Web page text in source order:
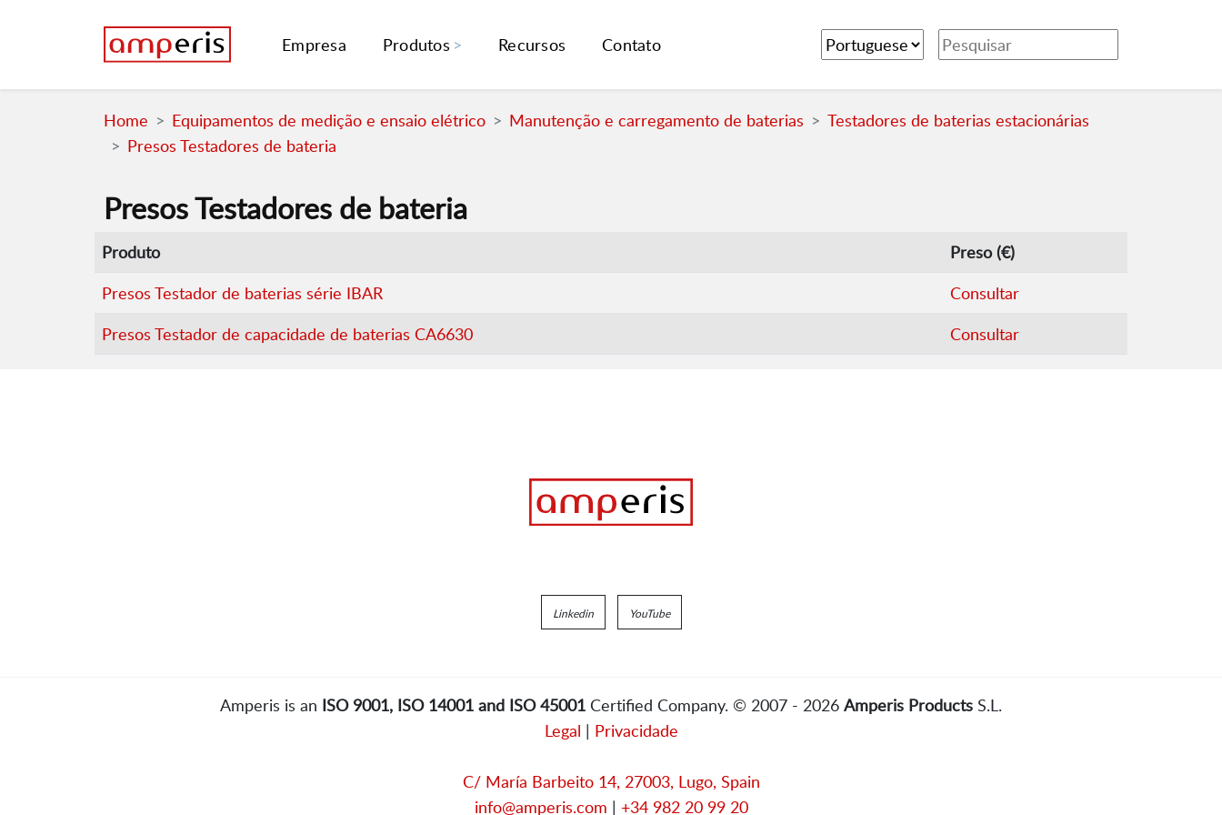
Empresa Produtos Recursos Contato
Home Equipamentos de medição e ensaio elétrico Manutenção e carregamento de baterias
Testadores de baterias estacionárias
Presos Testadores de bateria
Presos Testadores de bateria
Produto
Preso (€)
Presos Testador de baterias série IBAR
Consultar
Presos Testador de capacidade de baterias CA6630
Consultar
Linkedin YouTube
Amperis is an ISO 9001, ISO 14001 and ISO 45001 Certified Company. © 2007 - 2026 Amperis Products S.L.
Legal | Privacidade
C/ María Barbeito 14, 27003, Lugo, Spain
info@amperis.com | +34 982 20 99 20